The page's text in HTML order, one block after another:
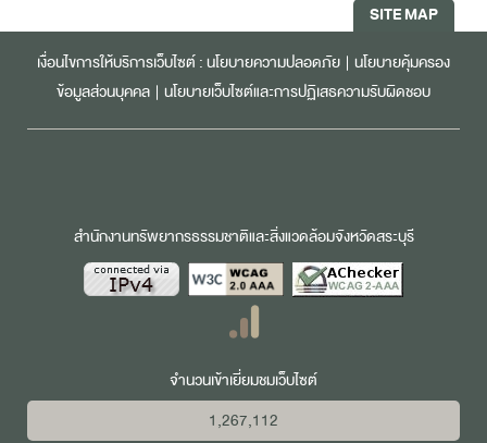
SITE MAP
เงื่อนไขการให้บริการเว็บไซต์ :นโยบายความปลอดภัย | นโยบายคุ้มครอง
ข้อมูลส่วนบุคคล | นโยบายเว็บไซต์และการปฏิเสธความรับผิดชอบ
สำนักงานทรัพยากรธรรมชาติและสิ่งแวดล้อมจังหวัดสระบุรี
จำนวนเข้าเยี่ยมชมเว็บไซต์
1,267,112